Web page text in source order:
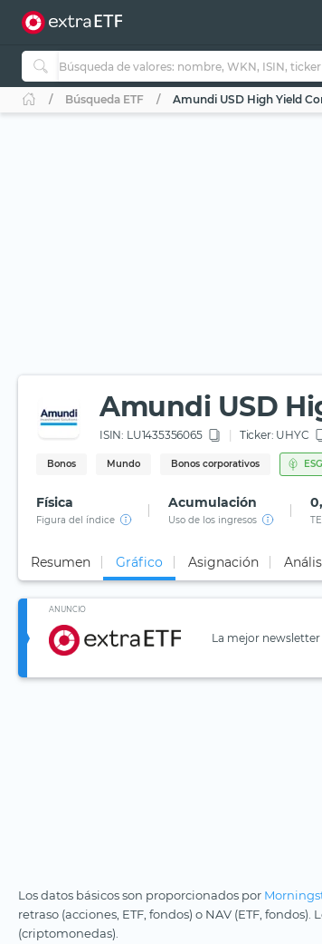
Búsqueda ETF Amundi USD High Yield
Amundi USD
ISIN: LU1435356065 Ticker: UHYC
Bonos Mundo Bonos corporativos ESG
Física
Figura del índice
Acumulación
Uso de los ingresos
Resumen Gráfico Asignación
ANUNCIO
La mejor
Los datos básicos son proporcionados por
retraso (acciones, ETF, fondos) o NAV (ETF,
(criptomonedas).